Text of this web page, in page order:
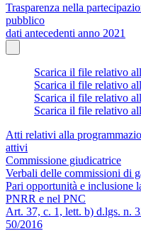
Trasparenza nella
pubblico
dati antecedenti anno 2021
Scarica il file relativo
Scarica il file relativo
Scarica il file relativo
Scarica il file relativo
Atti relativi alla
attivi
Commissione giudicatrice
Verbali delle commissioni di
Pari opportunità e inclusione
PNRR e nel PNC
Art. 37, c. 1, lett. b) d.lgs. n.
50/2016